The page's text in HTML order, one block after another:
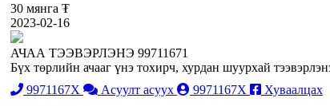
30 мянга ₮
2023-02-16
АЧАА ТЭЭВЭРЛЭНЭ 99711671
Бүх төрлийн ачааг үнэ тохирч, хурдан шуурхай
9971167X
Асуулт асуух 9971167X
Хуваалцах